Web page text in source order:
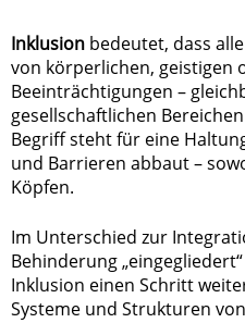
Inklusion bedeutet, dass
von körperlichen, geistigen
Beeinträchtigungen –
gesellschaftlichen
Begriff steht für eine
und Barrieren abbaut –
Köpfen.
Im Unterschied zur
Behinderung
Inklusion einen Schritt
Systeme und Strukturen